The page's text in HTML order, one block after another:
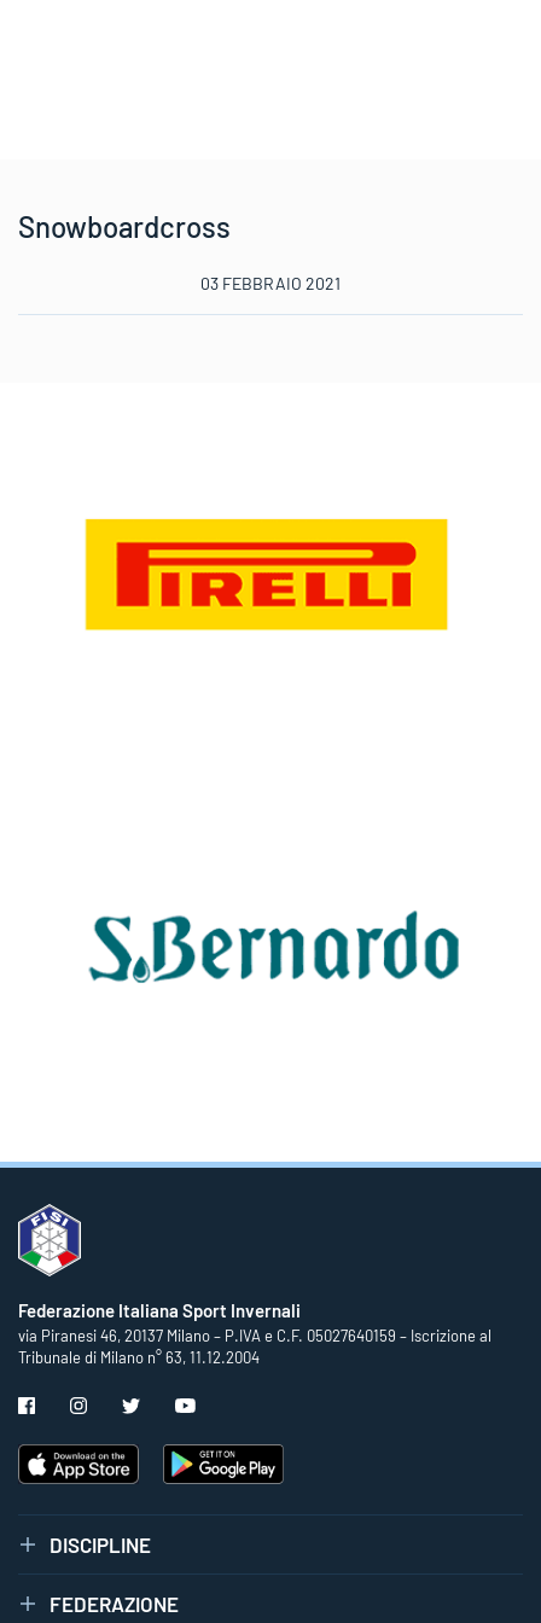
Snowboardcross
03 FEBBRAIO 2021
Federazione Italiana Sport Invernali
via Piranesi 46, 20137 Milano – P.IVA e C.F. 05027640159 – Iscrizione al
Tribunale di Milano n° 63, 11.12.2004
DISCIPLINE
FEDERAZIONE